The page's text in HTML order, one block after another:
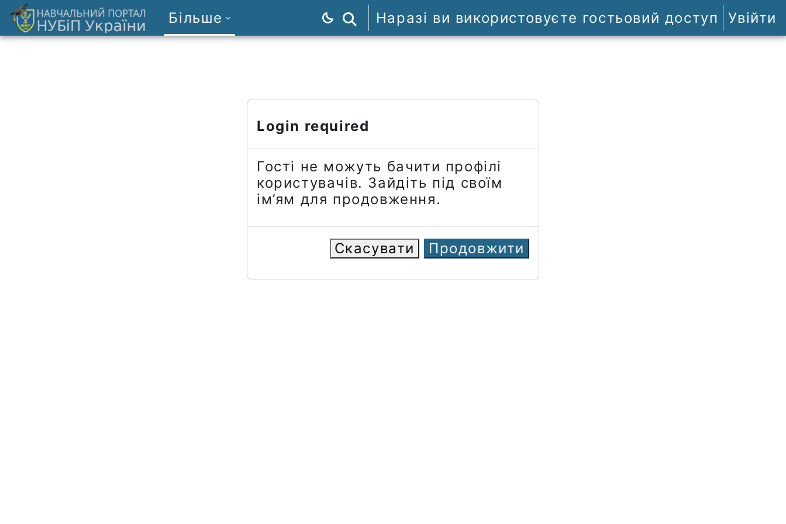
Перейти до головного вмісту
Більше Пошук курсів
Наразі ви використовуєте гостьовий доступ Увійти
Login required
Гості не можуть бачити профілі
користувачів. Зайдіть під своїм
ім’ям для продовження.
Скасувати Продовжити